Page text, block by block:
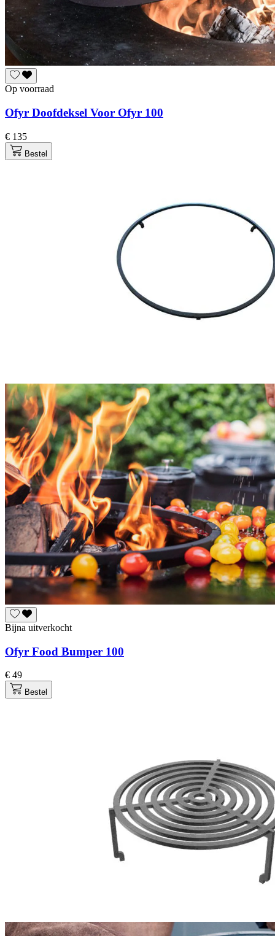
Op voorraad
Ofyr Doofdeksel Voor Ofyr 100
€ 135
Bestel
Bijna uitverkocht
Ofyr Food Bumper 100
€ 49
Bestel